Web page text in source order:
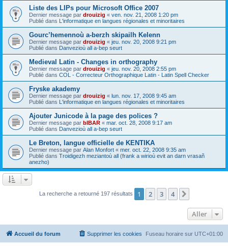
Liste des LIPs pour Microsoft Office 2007
Dernier message par drouizig « ven. nov. 21, 2008 1:20 pm
Publié dans L'informatique en langues régionales et minoritaires
Gourc’hemennoù a-berzh skipailh Kelenn
Dernier message par drouizig « jeu. nov. 20, 2008 9:21 pm
Publié dans Danvezioù all a-bep seurt
Medieval Latin - Changes in orthography
Dernier message par drouizig « jeu. nov. 20, 2008 2:55 pm
Publié dans COL - Correcteur Orthographique Latin - Latin Spell Checker
Fryske akademy
Dernier message par drouizig « lun. nov. 17, 2008 9:45 am
Publié dans L'informatique en langues régionales et minoritaires
Ajouter Junicode à la page des polices ?
Dernier message par bIBAR « mar. oct. 28, 2008 9:17 am
Publié dans Danvezioù all a-bep seurt
Le Breton, langue officielle de KENTIKA
Dernier message par Alan Monfort « mer. oct. 22, 2008 9:35 am
Publié dans Troidigezh meziantoù all (frank a wirioù evit an darn vrasañ
anezho)
La recherche a retourné 197 résultats 1 2 3 4
Aller
Accueil du forum Fuseau horaire sur UTC+01:00
Supprimer les cookies